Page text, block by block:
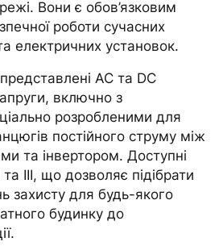
Вони є обов’язковим
роботи сучасних
електричних установок.
AC та DC
включно з
розробленими для
постійного струму між
та інвертором. Доступні
та III, що дозволяє підібрати
захисту для будь-якого
будинку до